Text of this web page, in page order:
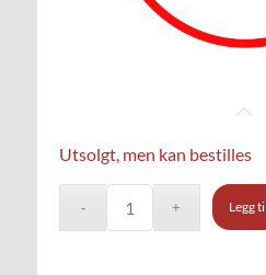
Utsolgt, men kan bestilles
Legg